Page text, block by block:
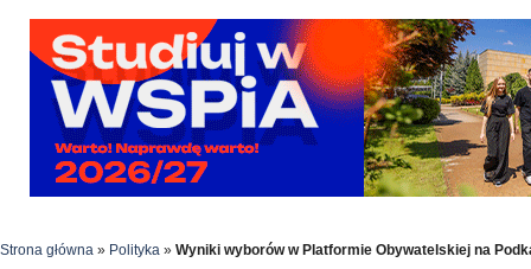
Strona główna » Polityka » Wyniki wyborów w Platformie Obywatelskiej na